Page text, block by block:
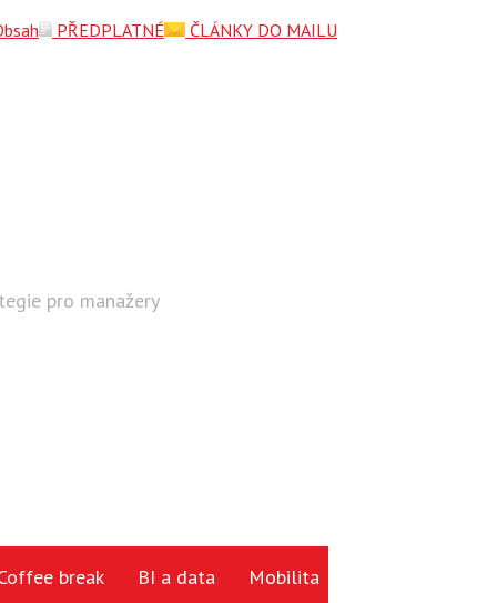
pro manažery
break BI a data Mobilita
PŘEDPLATNÉ ČLÁNKY DO MAILU